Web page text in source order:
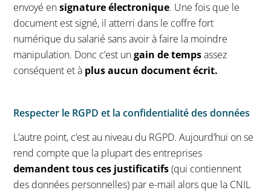
envoyé ensignature électronique. Une fois que le
document est signé, il atterri dans le coffre fort
numérique du salarié sans avoir à faire la moindre
manipulation. Donc c’est ungain de tempsassez
conséquent et à plus aucun document écrit.
Respecter le RGPD et la confidentialité des données
L’autre point, c’est au niveau du RGPD. Aujourd’hui on se
rend compte que la plupart des entreprises
demandent tous ces justificatifs(qui contiennent
des données personnelles) par e-mail alors que la CNIL